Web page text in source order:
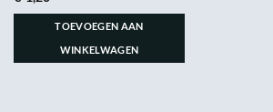
TOEVOEGEN AAN
WINKELWAGEN